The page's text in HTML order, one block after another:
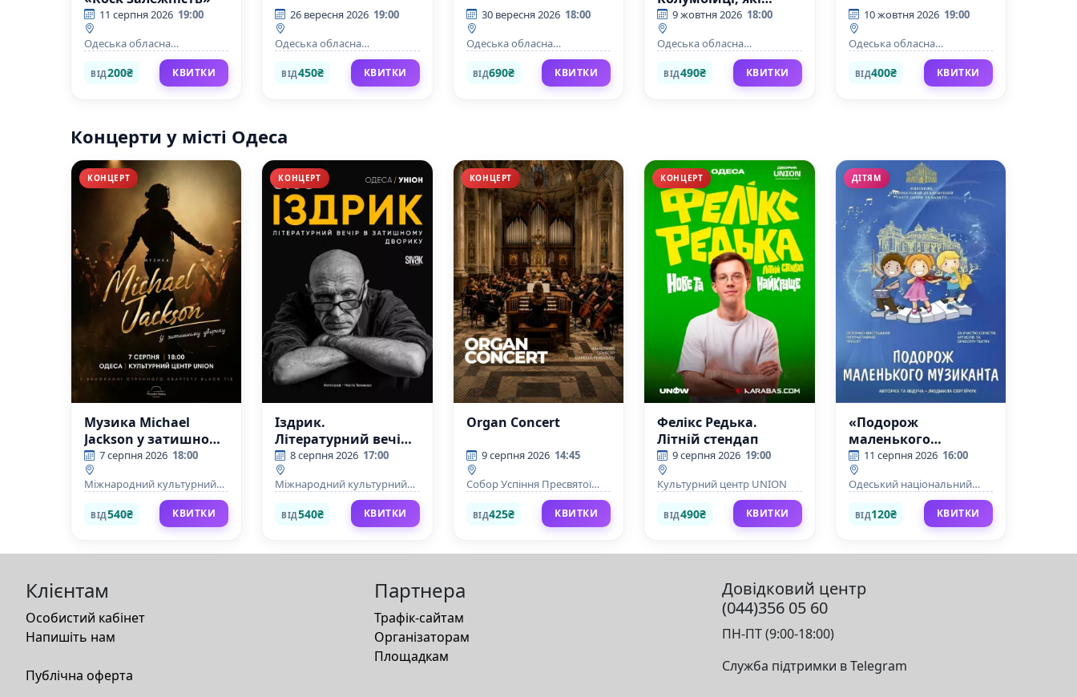
11 серпня 2026 19:00
Одеська обласна
ВІД200₴ КВИТКИ
26 вересня 2026 19:00
Одеська обласна
ВІД450₴ КВИТКИ
30 вересня 2026 18:00
Одеська обласна
ВІД690₴ КВИТКИ
співають українські
пісні
9 жовтня 2026 18:00
Одеська обласна
ВІД490₴ КВИТКИ
10 жовтня 2026 19:00
Одеська обласна
ВІД400₴ КВИТКИ
Концерти у місті Одеса
КОНЦЕРТ
Музика Michael
Jackson у затишному
дворику
7 серпня 2026 18:00
Міжнародний культурний
ВІД540₴ КВИТКИ
КОНЦЕРТ
Іздрик.
Літературний вечір
в затишному
дворику
8 серпня 2026 17:00
Міжнародний культурний
ВІД540₴ КВИТКИ
КОНЦЕРТ
Organ Concert
9 серпня 2026 14:45
Собор Успіння Пресвятої
ВІД425₴ КВИТКИ
КОНЦЕРТ
Фелікс Редька.
Літній стендап
9 серпня 2026 19:00
Культурний центр UNION
ВІД490₴ КВИТКИ
ДІТЯМ
«Подорож
маленького
музиканта на
Карнавалі тварин»
11 серпня 2026 16:00
Одеський національний
академічний театр опери та
балету
ВІД120₴ КВИТКИ
Клієнтам
Особистий кабінет
Напишіть нам
Публічна оферта
Партнера
Трафік-сайтам
Організаторам
Площадкам
Довідковий центр
(044)356 05 60
ПН-ПТ (9:00-18:00)
Служба підтримки в Telegram